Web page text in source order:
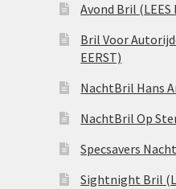
Avond Bril (LEES
Bril Voor
EERST)
NachtBril Hans
NachtBril Op
Specsavers
Sightnight Bril